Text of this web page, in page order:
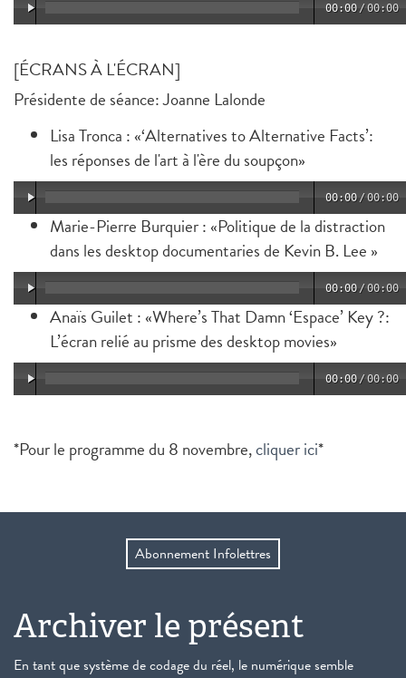
00:00 /00:00
[ÉCRANS À L'ÉCRAN]
Présidente de séance: Joanne Lalonde
Lisa Tronca : «‘Alternatives to Alternative Facts’:
les réponses de l'art à l'ère du soupçon»
00:00 /00:00
Marie-Pierre Burquier : «Politique de la distraction
dans les desktop documentaries de Kevin B. Lee »
00:00 /00:00
Anaïs Guilet : «Where’s That Damn ‘Espace’ Key ?:
L’écran relié au prisme des desktop movies»
00:00 /00:00
*Pour le programme du 8 novembre,cliquer ici*
Abonnement Infolettres
Archiver le présent
En tant que système de codage du réel, le numérique semble